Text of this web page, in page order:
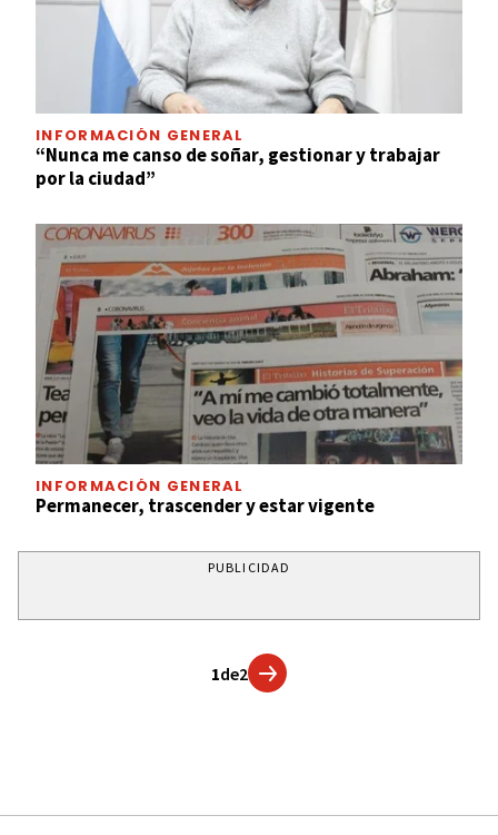
INFORMACIÓN GENERAL
“Nunca me canso de soñar, gestionar y trabajar
por la ciudad”
INFORMACIÓN GENERAL
Permanecer, trascender y estar vigente
PUBLICIDAD
1de2